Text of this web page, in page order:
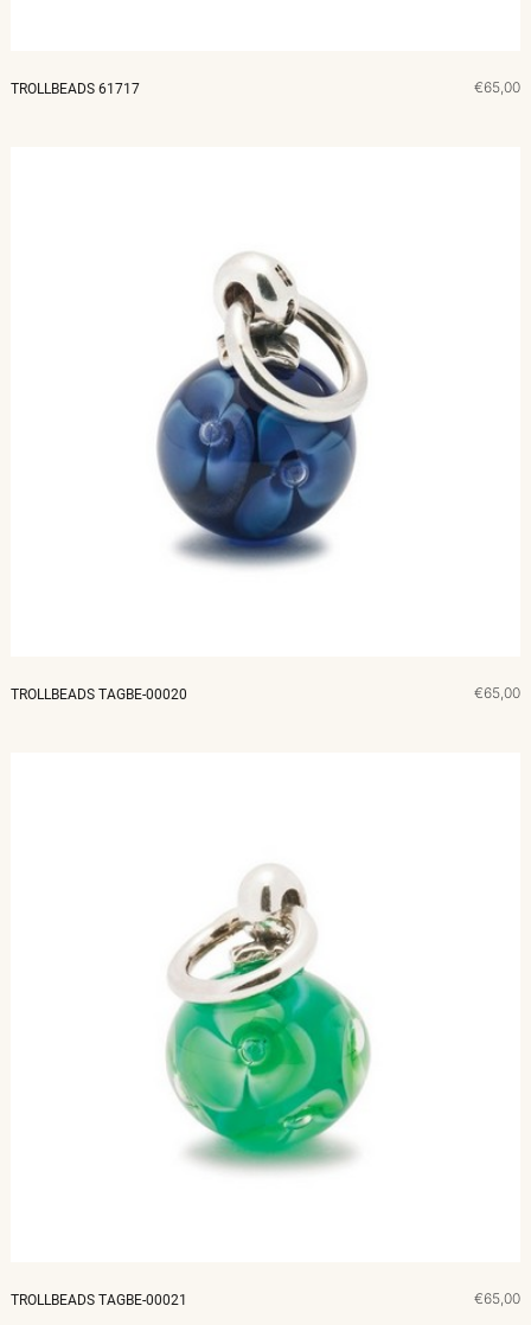
TROLLBEADS 61717 €65,00
TROLLBEADS TAGBE-00020 €65,00
TROLLBEADS TAGBE-00021 €65,00